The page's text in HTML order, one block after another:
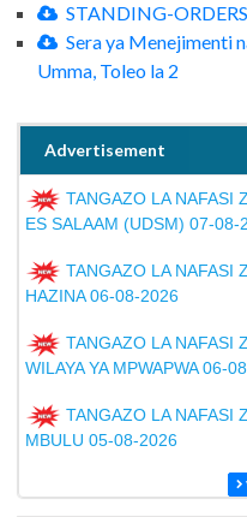
Advertisement
TANGAZO LA NAFASI
ES SALAAM (UDSM) 07-08-
TANGAZO LA NAFASI
HAZINA 06-08-2026
TANGAZO LA NAFASI
WILAYA YA MPWAPWA 06-
TANGAZO LA NAFASI
MBULU 05-08-2026
STANDING-
Sera ya Menejimenti
Umma, Toleo la 2